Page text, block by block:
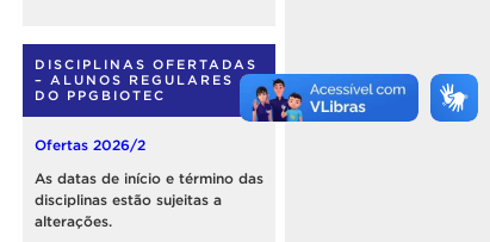
DISCIPLINAS OFERTADAS
– ALUNOS REGULARES
DO PPGBIOTEC
Ofertas 2026/2
As datas de início e término das
disciplinas estão sujeitas a
alterações.